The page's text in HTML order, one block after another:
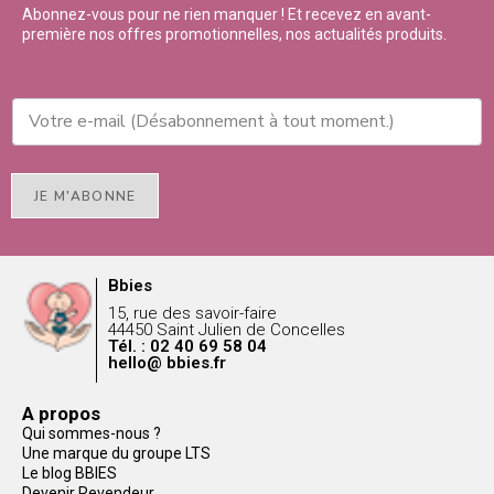
Abonnez-vous pour ne rien manquer ! Et recevez en avant-
première nos offres promotionnelles, nos actualités produits.
JE M'ABONNE
Bbies
15, rue des savoir-faire
44450 Saint Julien de Concelles
Tél. : 02 40 69 58 04
hello@ bbies.fr
A propos
Qui sommes-nous ?
Une marque du groupe LTS
Le blog BBIES